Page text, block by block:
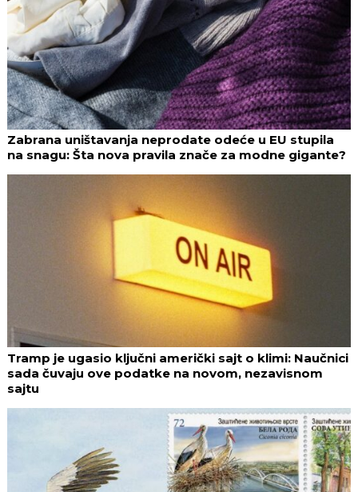
Zabrana uništavanja neprodate odeće u EU stupila
na snagu: Šta nova pravila znače za modne gigante?
Tramp je ugasio ključni američki sajt o klimi: Naučnici
sada čuvaju ove podatke na novom, nezavisnom
sajtu